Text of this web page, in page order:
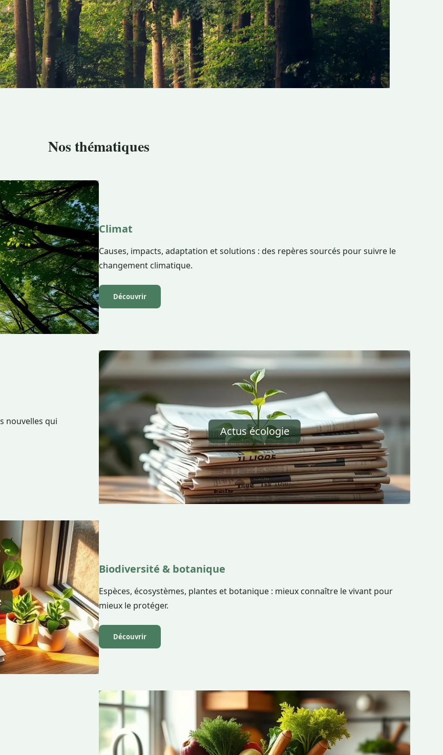
Nos thématiques
Climat
Causes, impacts, adaptation et solutions : des repères sourcés pour suivre le
changement climatique.
Découvrir
nouvelles qui
Actus écologie
Biodiversité & botanique
Espèces, écosystèmes, plantes et botanique : mieux connaître le vivant pour
mieux le protéger.
Découvrir